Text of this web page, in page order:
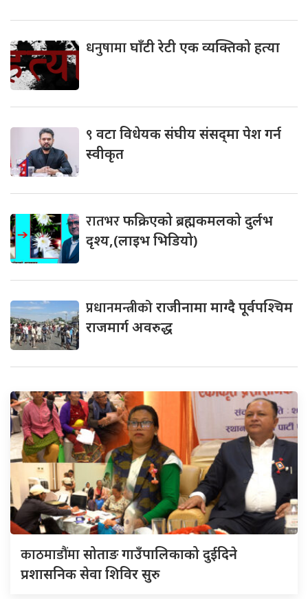
धनुषामाघाँटी रेटी एक व्यक्तिको हत्या
९ वटा विधेयक संघीय संसद्‌मा पेश गर्न
स्वीकृत
रातभरफक्रिएको ब्रह्मकमलको दुर्लभ
दृश्य,(लाइभ भिडियो)
प्रधानमन्त्रीकोराजीनामा माग्दै पूर्वपश्चिम
राजमार्ग अवरुद्ध
काठमाडौंमासोताङ गाउँपालिकाको दुईदिने
प्रशासनिक सेवा शिविर सुरु